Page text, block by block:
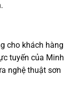
cho khách hàng
tuyến của Minh
nghệ thuật sơn